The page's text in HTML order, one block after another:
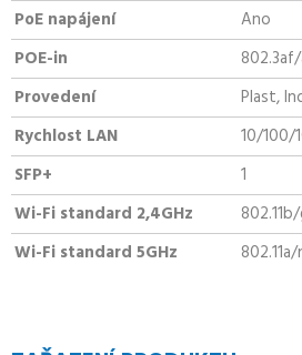
PoE napájení
Ano
POE-in
Provedení
Plast,
Rychlost LAN
10/100/
SFP+
1
Wi-Fi standard 2,4GHz
Wi-Fi standard 5GHz